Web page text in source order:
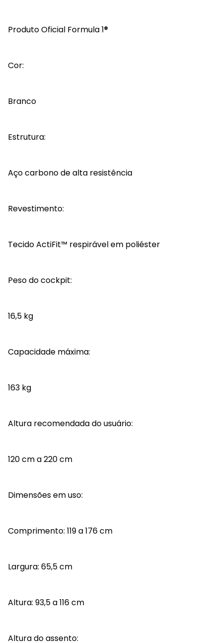
Produto Oficial Formula 1®
Cor:
Branco
Estrutura:
Aço carbono de alta resistência
Revestimento:
Tecido ActiFit™ respirável em poliéster
Peso do cockpit:
16,5 kg
Capacidade máxima:
163 kg
Altura recomendada do usuário:
120 cm a 220 cm
Dimensões em uso:
Comprimento: 119 a 176 cm
Largura: 65,5 cm
Altura: 93,5 a 116 cm
Altura do assento: